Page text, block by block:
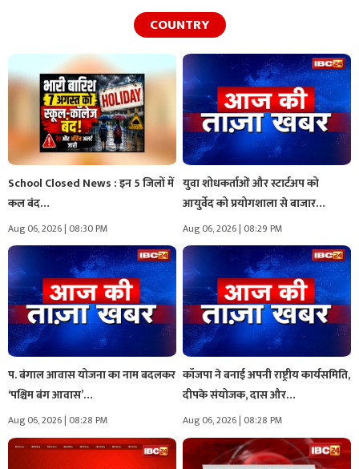
COUNTRY
School Closed News : इन 5 जिलों में
कल बंद…
Aug 06, 2026 | 08:30 PM
युवा शोधकर्ताओं और स्टार्टअप को
आयुर्वेद को प्रयोगशाला से बाजार…
Aug 06, 2026 | 08:29 PM
प. बंगाल आवास योजना का नाम बदलकर
‘पश्चिम बंग आवास’…
Aug 06, 2026 | 08:28 PM
कॉजपा ने बनाई अपनी राष्ट्रीय कार्यसमिति,
दीपके संयोजक, दास और…
Aug 06, 2026 | 08:28 PM